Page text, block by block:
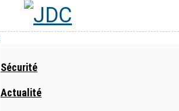
Sécurité
Actualité